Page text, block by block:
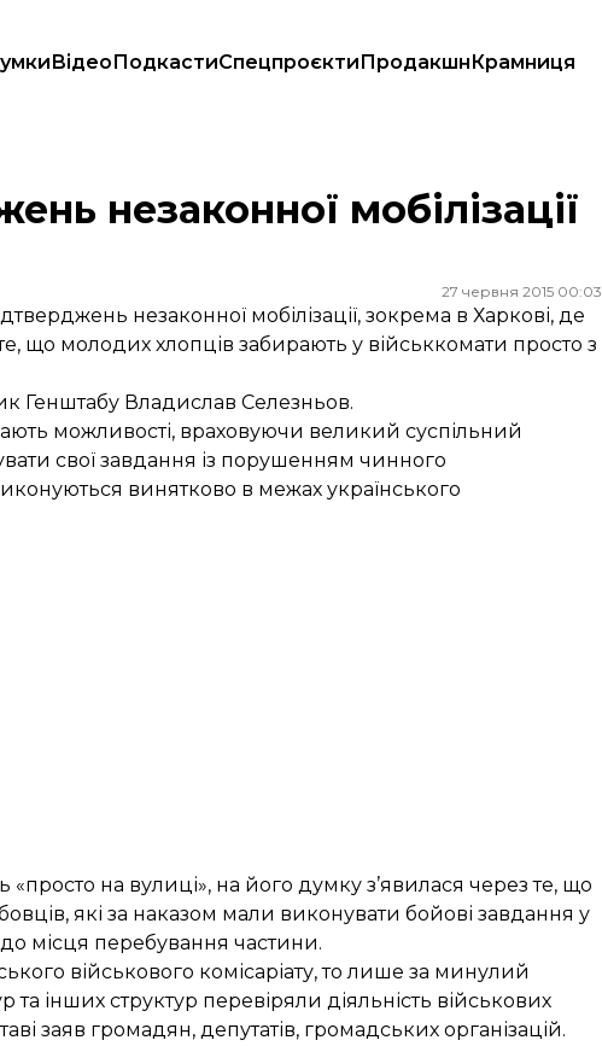
ВідеоПодкастиСпецпроєктиПродакшнКрамниця
незаконної мобілізації
27 червня 2015 00:03
незаконної мобілізації, зокрема в Харкові, де
що молодих хлопців забирають у військкомати просто з
Генштабу Владислав Селезньов.
можливості, враховуючи великий суспільний
свої завдання із порушенням чинного
винятково в межах українського
«просто на вулиці», на його думку з’явилася через те, що
які за наказом мали виконувати бойові завдання у
місця перебування частини.
військового комісаріату, то лише за минулий
інших структур перевіряли діяльність військових
заяв громадян, депутатів, громадських організацій.